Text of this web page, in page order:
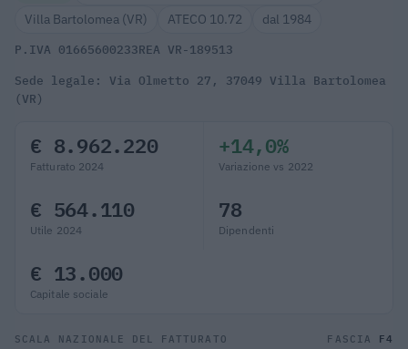
Villa Bartolomea (VR)
ATECO 10.72 dal 1984
P.IVA 01665600233REA VR-189513
Sede legale: Via Olmetto 27, 37049 Villa Bartolomea
(VR)
€ 8.962.220
Fatturato 2024
+14,0%
Variazione vs 2022
€ 564.110
Utile 2024
78
Dipendenti
€ 13.000
Capitale sociale
SCALA NAZIONALE DEL FATTURATO FASCIA F4